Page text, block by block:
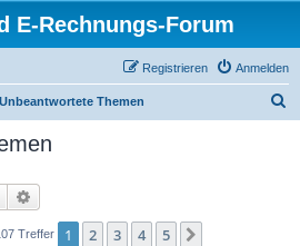
E-Rechnungs-Forum
Anmelden
Registrieren
Unbeantwortete Themen
Suche
Treffer 1 2 3 4 5